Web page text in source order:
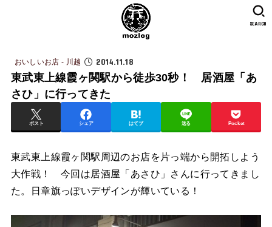
SEARCH
おいしいお店 - 川越 2014.11.18
東武東上線霞ヶ関駅から徒歩30秒！ 居酒屋「あ
さひ」に行ってきた
ポスト シェア はてブ 送る Pocket
東武東上線霞ヶ関駅周辺のお店を片っ端から開拓しよう
大作戦！ 今回は居酒屋「あさひ」さんに行ってきまし
た。日章旗っぽいデザインが輝いている！